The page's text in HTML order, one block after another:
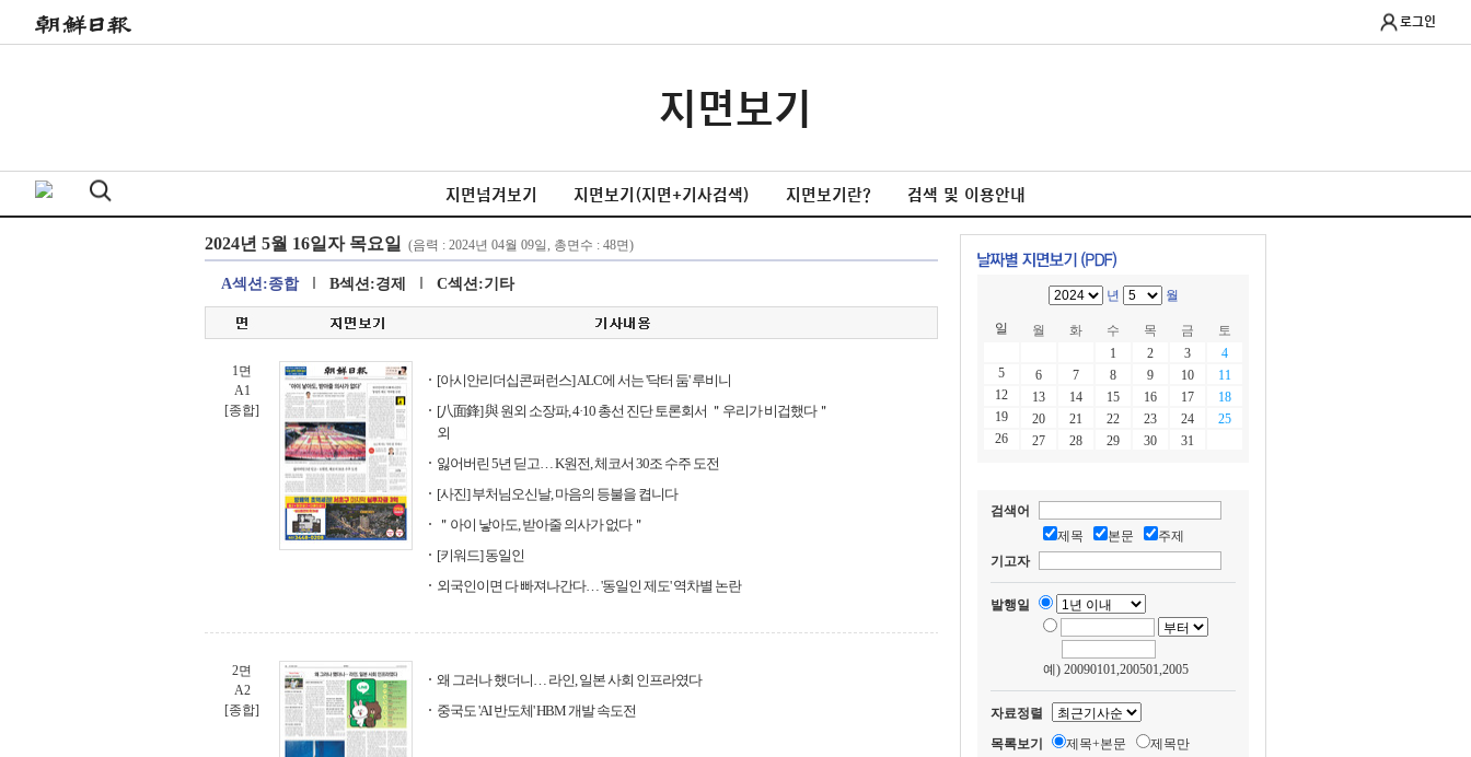
로그인
지면보기
지면넘겨보기 지면보기(지면+기사검색) 지면보기란? 검색 및 이용안내
A섹션:종합 B섹션:경제 C섹션:기타
1면
A1
[종합]
[아시안리더십콘퍼런스] ALC에 서는 '닥터 둠' 루비니
[八面鋒] 與 원외 소장파, 4·10 총선 진단 토론회서 ＂우리가 비겁했다＂
외
잃어버린 5년 딛고… K원전, 체코서 30조 수주 도전
[사진] 부처님오신날, 마음의 등불을 켭니다
＂아이 낳아도, 받아줄 의사가 없다＂
[키워드] 동일인
외국인이면 다 빠져나간다… '동일인 제도' 역차별 논란
2면
A2
[종합]
왜 그러나 했더니… 라인, 일본 사회 인프라였다
중국도 'AI 반도체' HBM 개발 속도전